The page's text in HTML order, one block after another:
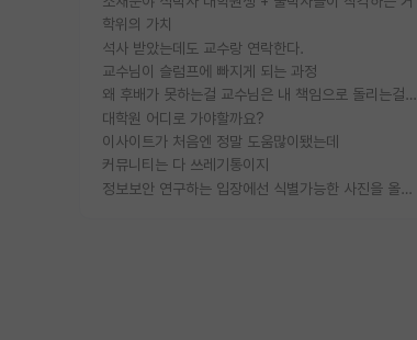
학위의 가치
석사 받았는데도 교수랑 연락한다.
교수님이 슬럼프에 빠지게 되는 과정
왜 후배가 못하는걸 교수님은 내 책임으로 돌리는걸까요?
대학원 어디로 가야할까요?
이사이트가 처음엔 정말 도움많이됐는데
커뮤니티는 다 쓰레기통이지
정보보안 연구하는 입장에선 식별가능한 사진을 올리는건 비추이긴함